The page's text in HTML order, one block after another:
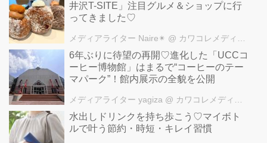
井沢T-SITE」注目グルメ＆ショップに行
ってきました♡
メディアライター Naire✴︎ @ カワコレメディア編集部
6年ぶりに待望の再開♡進化した「UCCコ
ーヒー博物館」はまるで“コーヒーのテー
マパーク”！館内展示の全貌を公開
メディアライター yagiza @ カワコレメディア編集部
水出しドリンクを持ち歩こう♡マイボト
ルで叶う節約・時短・キレイ習慣